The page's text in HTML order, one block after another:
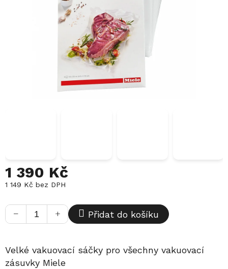
1 390 Kč
1 149 Kč bez DPH
cena:
+
− Přidat do košíku
Velké vakuovací sáčky pro všechny vakuovací
zásuvky Miele